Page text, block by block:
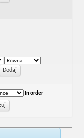
In order